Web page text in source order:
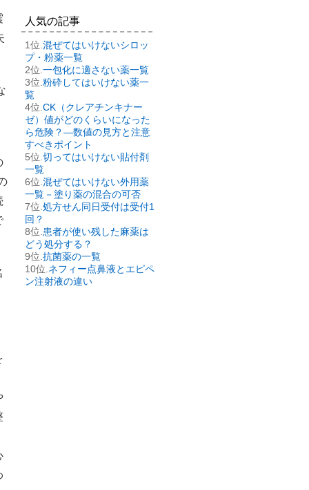
人気の記事
混ぜてはいけないシロッ
プ・粉薬一覧
一包化に適さない薬一覧
粉砕してはいけない薬一
覧
CK（クレアチンキナー
ゼ）値がどのくらいになった
ら危険？―数値の見方と注意
すべきポイント
切ってはいけない貼付剤
一覧
混ぜてはいけない外用薬
一覧－塗り薬の混合の可否
処方せん同日受付は受付1
回？
患者が使い残した麻薬は
どう処分する？
抗菌薬の一覧
ネフィー点鼻液とエピペ
ン注射液の違い